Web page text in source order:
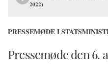
2022)
PRESSEMØDE I
Pressemøde den 6.